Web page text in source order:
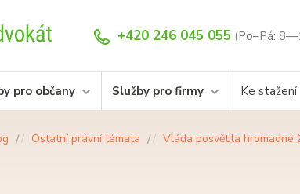
+420 246 045 055 (Po–Pá:
pro občany Služby pro firmy Ke stažení
Ostatní právní témata Vláda posvětila hromadné